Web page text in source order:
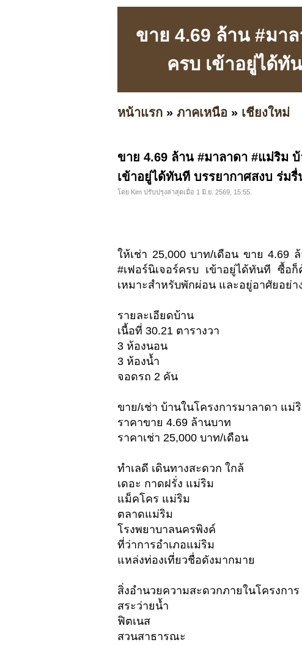
ขาย 4.69 ล้าน #มา
ครบ เข้าอยู่ได้ทั
หน้าแรก » ภาคเหนือ » เชียงใหม่
ขาย 4.69 ล้าน #มาลาดา #แม่ริม
เข้าอยู่ได้ทันที บรรยากาศสงบ ร่ม
โดย Kim ปรับปรุงล่าสุดเมื่อ 1 มิ.ย. 2569, 15:55.
ให้เช่า 25,000 บาท/เดือน ขาย 4.69
#เฟอร์นิเจอร์ครบ เข้าอยู่ได้ทันที ซื้
เหมาะสำหรับพักผ่อน และอยู่อาศัยอย่า
รายละเอียดบ้าน
เนื้อที่ 30.21 ตารางวา
3 ห้องนอน
3 ห้องน้ำ
จอดรถ 2 คัน
ขาย/เช่า บ้านในโครงการมาลาดา แม่
ราคาขาย 4.69 ล้านบาท
ราคาเช่า 25,000 บาท/เดือน
ทำเลดี เดินทางสะดวก ใกล้
เดอะ กาดฝรั่ง แม่ริม
แม็คโคร แม่ริม
ตลาดแม่ริม
โรงพยาบาลนครพิงค์
ที่ว่าการอำเภอแม่ริม
แหล่งท่องเที่ยวชื่อดังมากมาย
สิ่งอำนวยความสะดวกภายในโครงการ
สระว่ายน้ำ
ฟิตเนส
สวนสาธารณะ